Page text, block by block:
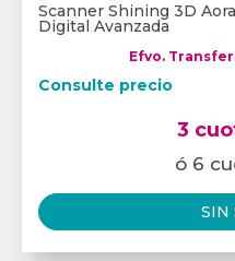
Scanner Shining 3D
Digital Avanzada
Efvo.
Consulte precio
3
ó 6
SIN